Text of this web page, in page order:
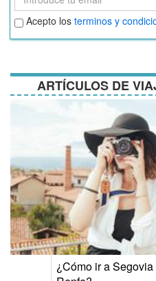
Aceptar
términos
y
Acepto los terminos y
ARTÍCULOS DE
¿Cómo ir a